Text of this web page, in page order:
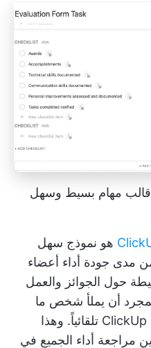
قالب مهام بسيط وسهل
هو نموذج سهل
مدى جودة أداء أعضاء
حول الجوائز والعمل
أن يملأ شخص ما
النموذج، يتحول إلى مهمة في ClickUp تلقائياً. وهذا
مراجعة أداء الجميع في